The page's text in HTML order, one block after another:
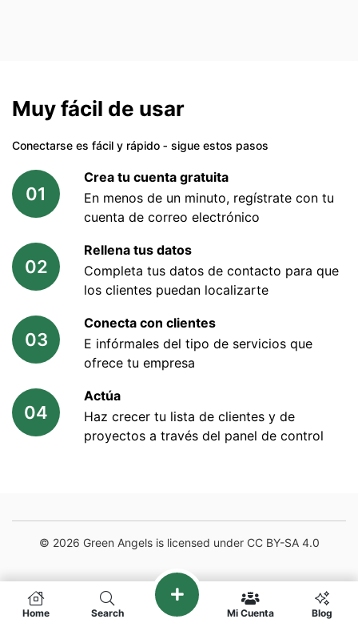
Muy fácil de usar
Conectarse es fácil y rápido ‐ sigue estos pasos
01
Crea tu cuenta gratuita
En menos de un minuto, regístrate con tu
cuenta de correo electrónico
02
Rellena tus datos
Completa tus datos de contacto para que
los clientes puedan localizarte
03
Conecta con clientes
E infórmales del tipo de servicios que
ofrece tu empresa
04
Actúa
Haz crecer tu lista de clientes y de
proyectos a través del panel de control
© 2026 Green Angels is licensed under CC BY-SA 4.0
Home Search Mi Cuenta Blog